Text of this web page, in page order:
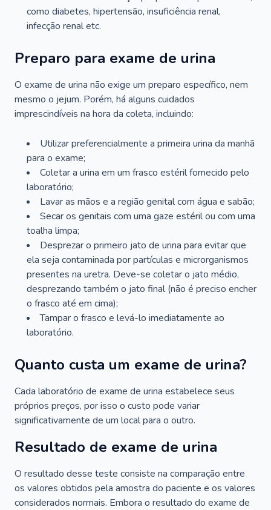
como diabetes, hipertensão, insuficiência renal,
infecção renal etc.
Preparo para exame de urina
O exame de urina não exige um preparo específico, nem
mesmo o jejum. Porém, há alguns cuidados
imprescindíveis na hora da coleta, incluindo:
Utilizar preferencialmente a primeira urina da manhã
para o exame;
Coletar a urina em um frasco estéril fornecido pelo
laboratório;
Lavar as mãos e a região genital com água e sabão;
Secar os genitais com uma gaze estéril ou com uma
toalha limpa;
Desprezar o primeiro jato de urina para evitar que
ela seja contaminada por partículas e microrganismos
presentes na uretra. Deve-se coletar o jato médio,
desprezando também o jato final (não é preciso encher
o frasco até em cima);
Tampar o frasco e levá-lo imediatamente ao
laboratório.
Quanto custa um exame de urina?
Cada laboratório de exame de urina estabelece seus
próprios preços, por isso o custo pode variar
significativamente de um local para o outro.
Resultado de exame de urina
O resultado desse teste consiste na comparação entre
os valores obtidos pela amostra do paciente e os valores
considerados normais. Embora o resultado do exame de